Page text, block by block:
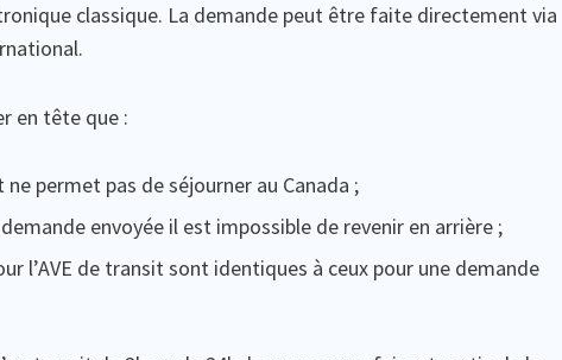
classique. La demande peut être faite directement via
en tête que :
permet pas de séjourner au Canada ;
envoyée il est impossible de revenir en arrière ;
l’AVE de transit sont identiques à ceux pour une demande